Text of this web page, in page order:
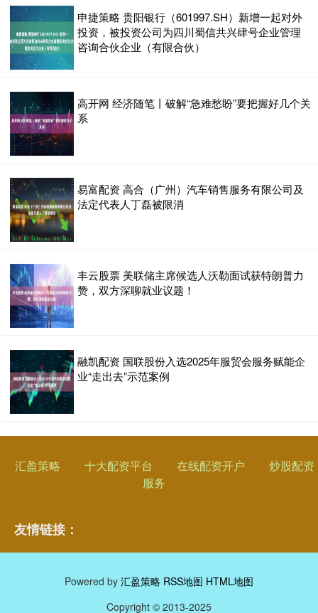
申捷策略 贵阳银行（601997.SH）新增一起对外
投资，被投资公司为四川蜀信共兴肆号企业管理
咨询合伙企业（有限合伙）
高开网 经济随笔丨破解“急难愁盼”要把握好几个关
系
易富配资 高合（广州）汽车销售服务有限公司及
法定代表人丁磊被限消
丰云股票 美联储主席候选人沃勒面试获特朗普力
赞，双方深聊就业议题！
融凯配资 国联股份入选2025年服贸会服务赋能企
业“走出去”示范案例
汇盈策略 十大配资平台 在线配资开户
炒股配资
服务
友情链接：
Powered by 汇盈策略 RSS地图 HTML地图
Copyright © 2013-2025